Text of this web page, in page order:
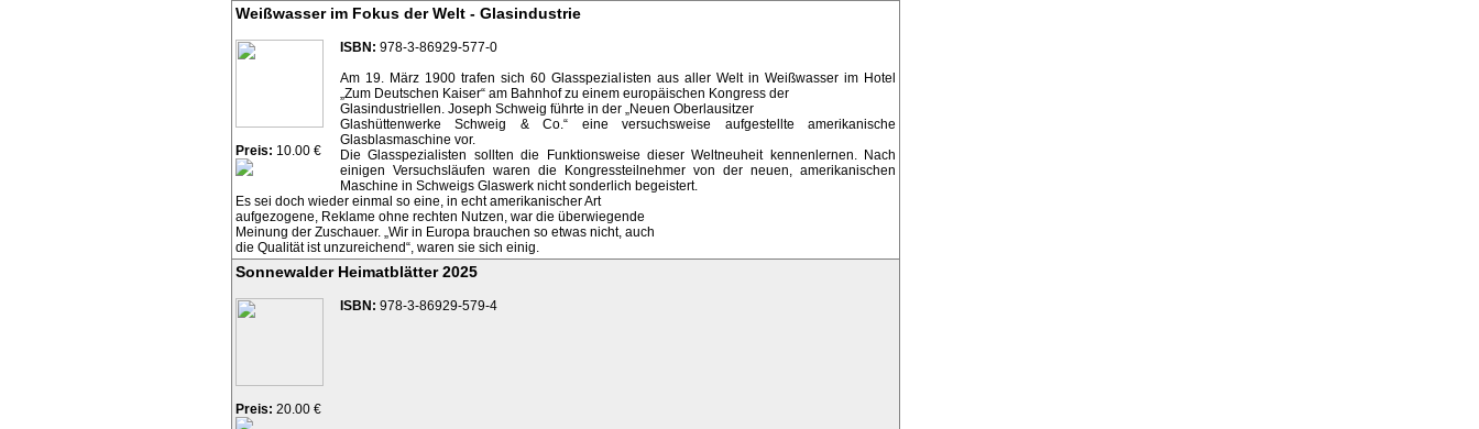
Weißwasser im Fokus der Welt - Glasindustrie
Preis: 10.00 €
ISBN: 978-3-86929-577-0
Am 19. März 1900 trafen sich 60 Glasspezialisten aus aller Welt in Weißwasser im Hotel
„Zum Deutschen Kaiser“ am Bahnhof zu einem europäischen Kongress der
Glasindustriellen. Joseph Schweig führte in der „Neuen Oberlausitzer
Glashüttenwerke Schweig & Co.“ eine versuchsweise aufgestellte amerikanische
Glasblasmaschine vor.
Die Glasspezialisten sollten die Funktionsweise dieser Weltneuheit kennenlernen. Nach
einigen Versuchsläufen waren die Kongressteilnehmer von der neuen, amerikanischen
Maschine in Schweigs Glaswerk nicht sonderlich begeistert.
Es sei doch wieder einmal so eine, in echt amerikanischer Art
aufgezogene, Reklame ohne rechten Nutzen, war die überwiegende
Meinung der Zuschauer. „Wir in Europa brauchen so etwas nicht, auch
die Qualität ist unzureichend“, waren sie sich einig.
Sonnewalder Heimatblätter 2025
Preis: 20.00 €
ISBN: 978-3-86929-579-4